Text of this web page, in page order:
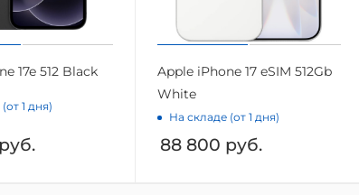
17e 512 Black
1 дня)
руб.
Apple iPhone 17 eSIM 512Gb
White
На складе (от 1 дня)
88 800 руб.